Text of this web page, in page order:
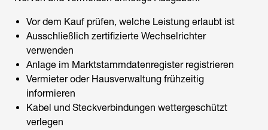
Vor dem Kauf prüfen, welche Leistung erlaubt ist
Ausschließlich zertifizierte Wechselrichter
verwenden
Anlage im Marktstammdatenregister registrieren
Vermieter oder Hausverwaltung frühzeitig
informieren
Kabel und Steckverbindungen wettergeschützt
verlegen